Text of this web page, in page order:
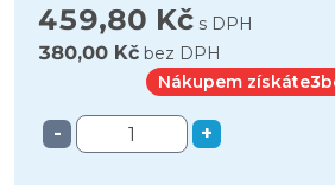
459,80 Kč s DPH
380,00 Kč bez DPH
Nákupem získáte3
- +